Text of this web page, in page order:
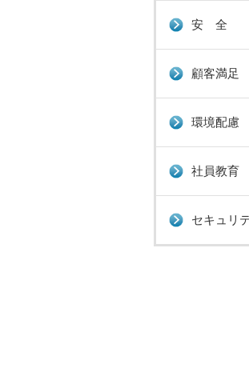
安 全
顧客満足
環境配慮
社員教育
セキュリ